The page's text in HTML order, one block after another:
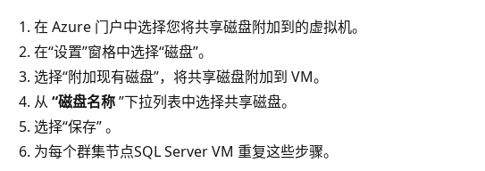
在 Azure 门户中选择您将共享磁盘附加到的虚拟机。
在“设置”窗格中选择“磁盘”。
选择“附加现有磁盘”，将共享磁盘附加到 VM。
从 “磁盘名称”下拉列表中选择共享磁盘。
选择“保存” 。
为每个群集节点SQL Server VM 重复这些步骤。